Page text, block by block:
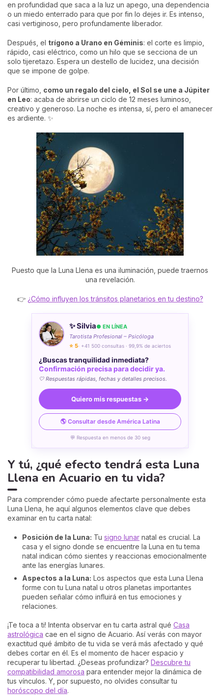
en profundidad que saca a la luz un apego, una dependencia
o un miedo enterrado para que por fin lo dejes ir. Es intenso,
casi vertiginoso, pero profundamente liberador.
Después, el trígono a Urano en Géminis: el corte es limpio,
rápido, casi eléctrico, como un hilo que se secciona de un
solo tijeretazo. Espera un destello de lucidez, una decisión
que se impone de golpe.
Por último, como un regalo del cielo, el Sol se une a Júpiter
en Leo: acaba de abrirse un ciclo de 12 meses luminoso,
creativo y generoso. La noche es intensa, sí, pero el amanecer
es ardiente. ✨
Puesto que la Luna Llena es una iluminación, puede traernos
una revelación.
👉 ¿Cómo influyen los tránsitos planetarios en tu destino?
✨ Silvia● EN LÍNEA
Tarotista Profesional – Psicóloga
⭐ 5· +41 500 consultas · 99,9% de aciertos
¿Buscas tranquilidad inmediata?
Confirmación precisa para decidir ya.
🤍 Respuestas rápidas, fechas y detalles precisos.
Quiero mis respuestas →
🌎 Consultar desde América Latina
💬 Respuesta en menos de 30 seg
Y tú, ¿qué efecto tendrá esta Luna
Llena en Acuario en tu vida?
Para comprender cómo puede afectarte personalmente esta
Luna Llena, he aquí algunos elementos clave que debes
examinar en tu carta natal:
Posición de la Luna: Tu signo lunar natal es crucial. La
casa y el signo donde se encuentre la Luna en tu tema
natal indican cómo sientes y reaccionas emocionalmente
ante las energías lunares.
Aspectos a la Luna: Los aspectos que esta Luna Llena
forme con tu Luna natal u otros planetas importantes
pueden señalar cómo influirá en tus emociones y
relaciones.
¡Te toca a ti! Intenta observar en tu carta astral qué Casa
astrológica cae en el signo de Acuario. Así verás con mayor
exactitud qué ámbito de tu vida se verá más afectado y qué
debes cortar en él. Es el momento de hacer espacio y
recuperar tu libertad. ¿Deseas profundizar? Descubre tu
compatibilidad amorosa para entender mejor la dinámica de
tus vínculos. Y, por supuesto, no olvides consultar tu
horóscopo del día.